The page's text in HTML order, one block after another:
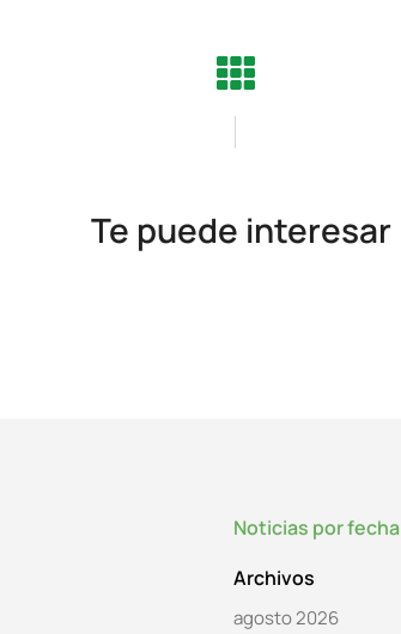
Te puede interesar
Noticias por fecha
Archivos
agosto 2026